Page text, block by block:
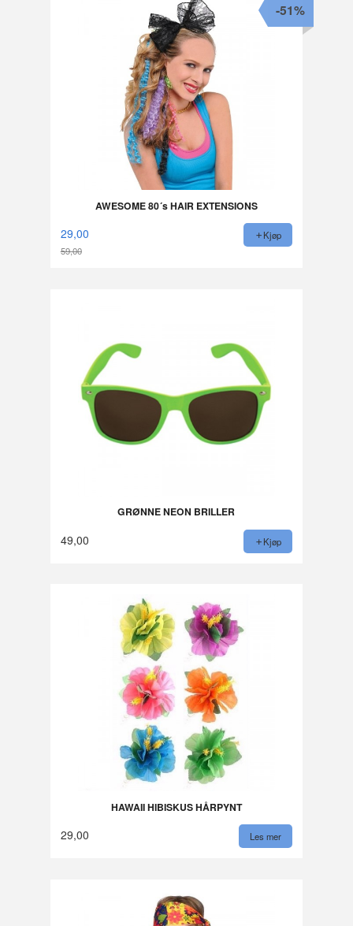
AWESOME 80´s HAIR EXTENSIONS
29,00
59,00
-51%
Kjøp
GRØNNE NEON BRILLER
49,00 Kjøp
HAWAII HIBISKUS HÅRPYNT
29,00 Les mer